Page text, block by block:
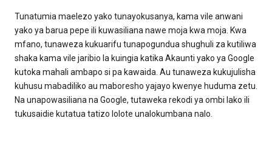
Tunatumia maelezo yako tunayokusanya, kama vile anwani
yako ya barua pepe ili kuwasiliana nawe moja kwa moja. Kwa
mfano, tunaweza kukuarifu tunapogundua shughuli za kutiliwa
shaka kama vile jaribio la kuingia katika Akaunti yako ya Google
kutoka mahali ambapo si pa kawaida. Au tunaweza kukujulisha
kuhusu mabadiliko au maboresho yajayo kwenye huduma zetu.
Na unapowasiliana na Google, tutaweka rekodi ya ombi lako ili
tukusaidie kutatua tatizo lolote unalokumbana nalo.